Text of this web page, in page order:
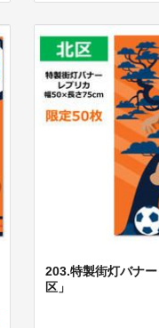
203.特製街灯バナ
区」